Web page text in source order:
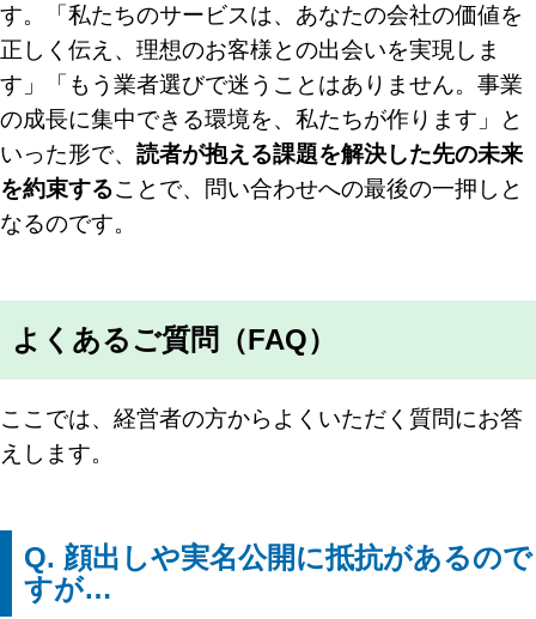
す。「私たちのサービスは、あなたの会社の価値を
正しく伝え、理想のお客様との出会いを実現しま
す」「もう業者選びで迷うことはありません。事業
の成長に集中できる環境を、私たちが作ります」と
いった形で、 読者が抱える課題を解決した先の未来
を約束することで、問い合わせへの最後の一押しと
なるのです。
よくあるご質問（FAQ）
ここでは、経営者の方からよくいただく質問にお答
えします。
Q. 顔出しや実名公開に抵抗があるので
すが…